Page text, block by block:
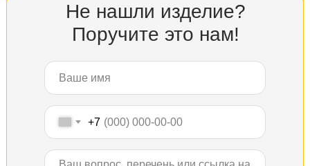
Не нашли изделие?
Поручите это нам!
+7